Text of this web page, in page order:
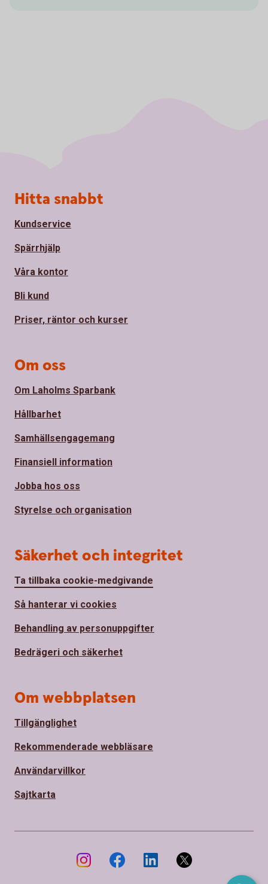
Sidfot
Hitta snabbt
Kundservice
Spärrhjälp
Våra kontor
Bli kund
Priser, räntor och kurser
Om oss
Om Laholms Sparbank
Hållbarhet
Samhällsengagemang
Finansiell information
Jobba hos oss
Styrelse och organisation
Säkerhet och integritet
Ta tillbaka cookie-medgivande
Så hanterar vi cookies
Behandling av personuppgifter
Bedrägeri och säkerhet
Om webbplatsen
Tillgänglighet
Rekommenderade webbläsare
Användarvillkor
Sajtkarta